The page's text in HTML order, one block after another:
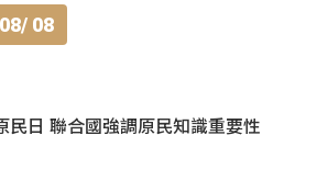
08
民日 聯合國強調原民知識重要性